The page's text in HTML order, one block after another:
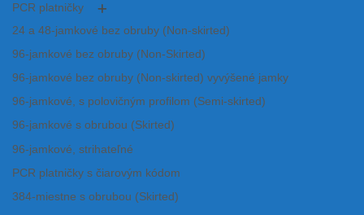
PCR platničky
24 a 48-jamkové bez obruby (Non-skirted)
96-jamkové bez obruby (Non-Skirted)
96-jamkové bez obruby (Non-skirted) vyvýšené jamky
96-jamkové, s polovičným profilom (Semi-skirted)
96-jamkové s obrubou (Skirted)
96-jamkové, strihateľné
PCR platničky s čiarovým kódom
384-miestne s obrubou (Skirted)